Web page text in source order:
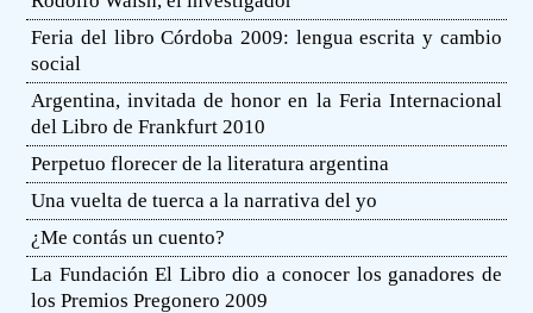
Feria del libro Córdoba 2009: lengua escrita y cambio
social
Argentina, invitada de honor en la Feria Internacional
del Libro de Frankfurt 2010
Perpetuo florecer de la literatura argentina
Una vuelta de tuerca a la narrativa del yo
¿Me contás un cuento?
La Fundación El Libro dio a conocer los ganadores de
los Premios Pregonero 2009